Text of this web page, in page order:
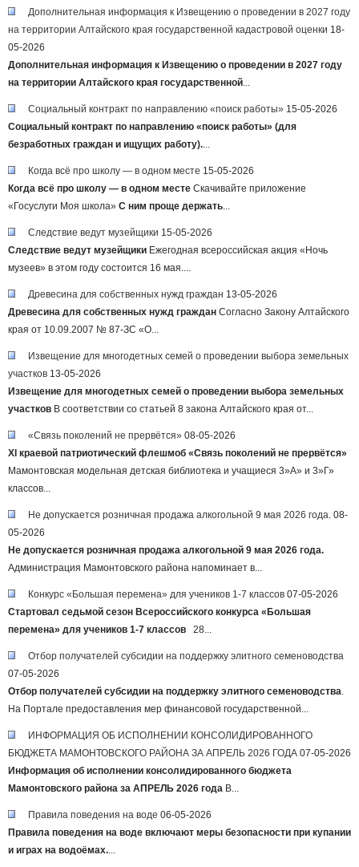
Дополнительная информация к Извещению о проведении в 2027 году
на территории Алтайского края государственной кадастровой оценки 18-
05-2026
Дополнительная информация к Извещению о проведении в 2027 году
на территории Алтайского края государственной...
Социальный контракт по направлению «поиск работы» 15-05-2026
Социальный контракт по направлению «поиск работы» (для
безработных граждан и ищущих работу)....
Когда всё про школу — в одном месте 15-05-2026
Когда всё про школу — в одном месте Скачивайте приложение
«Госуслуги Моя школа» С ним проще держать...
Следствие ведут музейщики 15-05-2026
Следствие ведут музейщики Ежегодная всероссийская акция «Ночь
музеев» в этом году состоится 16 мая....
Древесина для собственных нужд граждан 13-05-2026
Древесина для собственных нужд граждан Согласно Закону Алтайского
края от 10.09.2007 № 87-ЗС «О...
Извещение для многодетных семей о проведении выбора земельных
участков 13-05-2026
Извещение для многодетных семей о проведении выбора земельных
участков В соответствии со статьей 8 закона Алтайского края от...
«Связь поколений не прервётся» 08-05-2026
XI краевой патриотический флешмоб «Связь поколений не прервётся»
Мамонтовская модельная детская библиотека и учащиеся 3»А» и 3»Г»
классов...
Не допускается розничная продажа алкогольной 9 мая 2026 года. 08-
05-2026
Не допускается розничная продажа алкогольной 9 мая 2026 года.
Администрация Мамонтовского района напоминает в...
Конкурс «Большая перемена» для учеников 1-7 классов 07-05-2026
Стартовал седьмой сезон Всероссийского конкурса «Большая
перемена» для учеников 1-7 классов
28...
Отбор получателей субсидии на поддержку элитного семеноводства
07-05-2026
Отбор получателей субсидии на поддержку элитного семеноводства.
На Портале предоставления мер финансовой государственной...
ИНФОРМАЦИЯ ОБ ИСПОЛНЕНИИ КОНСОЛИДИРОВАННОГО
БЮДЖЕТА МАМОНТОВСКОГО РАЙОНА ЗА АПРЕЛЬ 2026 ГОДА 07-05-2026
Информация об исполнении консолидированного бюджета
Мамонтовского района за АПРЕЛЬ 2026 года В...
Правила поведения на воде 06-05-2026
Правила поведения на воде включают меры безопасности при купании
и играх на водоёмах....